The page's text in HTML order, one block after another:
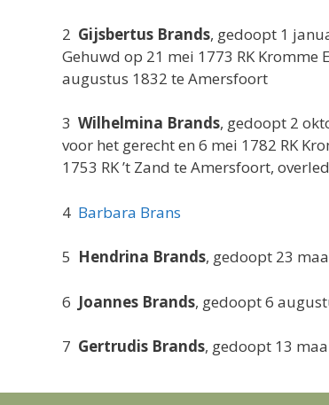
2 Gijsbertus Brands, gedoopt 1
Gehuwd op 21 mei 1773 RK
augustus 1832 te Amersfoort
3 Wilhelmina Brands, gedoopt 2
voor het gerecht en 6 mei 1782 RK
1753 RK ’t Zand te Amersfoort,
4 Barbara Brans
5 Hendrina Brands, gedoopt 23
6 Joannes Brands, gedoopt 6
7 Gertrudis Brands, gedoopt 13